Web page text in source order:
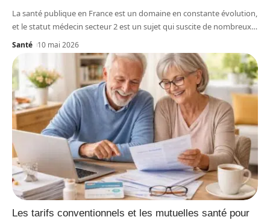
La santé publique en France est un domaine en constante évolution,
et le statut médecin secteur 2 est un sujet qui suscite de nombreux…
Santé 10 mai 2026
Les tarifs conventionnels et les mutuelles santé pour